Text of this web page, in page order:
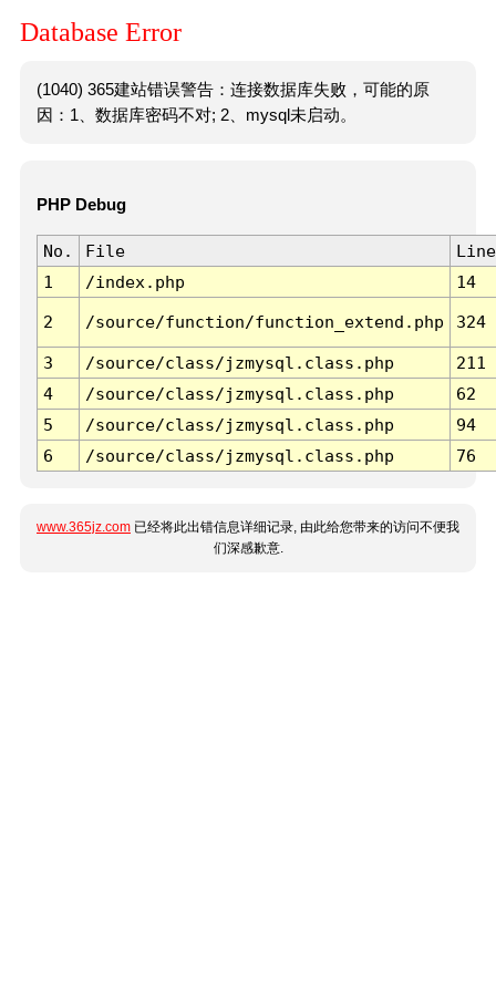
Database Error
(1040) 365建站错误警告：连接数据库失败，可能的原
因：1、数据库密码不对; 2、mysql未启动。
PHP Debug
No. File
Line
1
/index.php 14
2 /source/function/function_extend.php 324
3 /source/class/jzmysql.class.php
211
4
/source/class/jzmysql.class.php
62
5
/source/class/jzmysql.class.php
94
6
/source/class/jzmysql.class.php 76
www.365jz.com 已经将此出错信息详细记录, 由此给您带来的访问不便我
们深感歉意.